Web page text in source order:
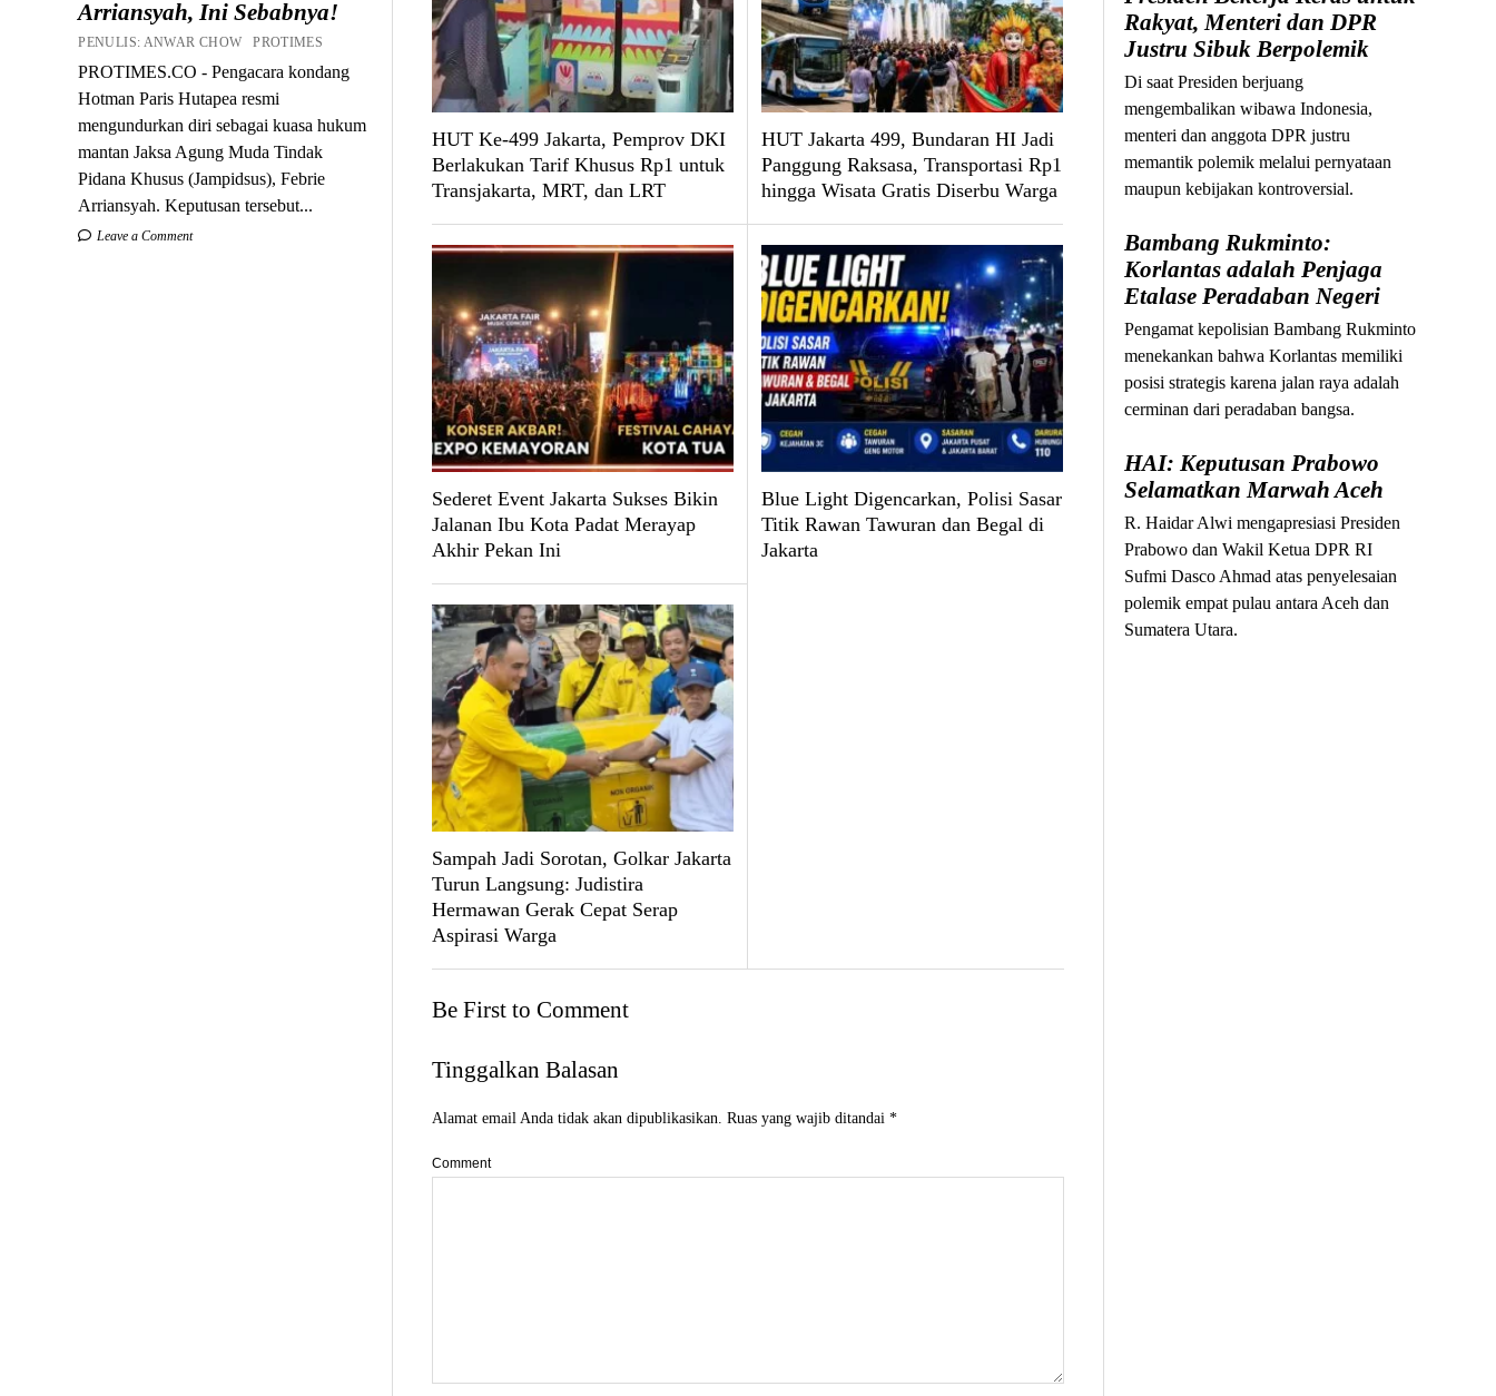
Arriansyah, Ini Sebabnya!
PENULIS: ANWAR CHOW PROTIMES
PROTIMES.CO - Pengacara kondang
Hotman Paris Hutapea resmi
mengundurkan diri sebagai kuasa hukum
mantan Jaksa Agung Muda Tindak
Pidana Khusus (Jampidsus), Febrie
Arriansyah. Keputusan tersebut...
Leave a Comment
HUT Ke-499 Jakarta, Pemprov DKI
Berlakukan Tarif Khusus Rp1 untuk
Transjakarta, MRT, dan LRT
HUT Jakarta 499, Bundaran HI Jadi
Panggung Raksasa, Transportasi Rp1
hingga Wisata Gratis Diserbu Warga
Sederet Event Jakarta Sukses Bikin
Jalanan Ibu Kota Padat Merayap
Akhir Pekan Ini
Blue Light Digencarkan, Polisi Sasar
Titik Rawan Tawuran dan Begal di
Jakarta
Sampah Jadi Sorotan, Golkar Jakarta
Turun Langsung: Judistira
Hermawan Gerak Cepat Serap
Aspirasi Warga
Be First to Comment
Tinggalkan Balasan
Alamat email Anda tidak akan dipublikasikan. Ruas yang wajib ditandai *
Comment
Rakyat, Menteri dan DPR
Justru Sibuk Berpolemik
Di saat Presiden berjuang
mengembalikan wibawa Indonesia,
menteri dan anggota DPR justru
memantik polemik melalui pernyataan
maupun kebijakan kontroversial.
Bambang Rukminto:
Korlantas adalah Penjaga
Etalase Peradaban Negeri
Pengamat kepolisian Bambang Rukminto
menekankan bahwa Korlantas memiliki
posisi strategis karena jalan raya adalah
cerminan dari peradaban bangsa.
HAI: Keputusan Prabowo
Selamatkan Marwah Aceh
R. Haidar Alwi mengapresiasi Presiden
Prabowo dan Wakil Ketua DPR RI
Sufmi Dasco Ahmad atas penyelesaian
polemik empat pulau antara Aceh dan
Sumatera Utara.